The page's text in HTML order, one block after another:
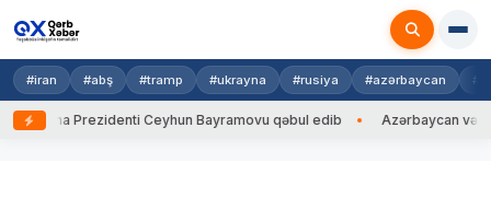
#iran #abş #tramp #ukrayna #rusiya #azərbaycan
Prezidenti Ceyhun Bayramovu qəbul edib Azərbaycan və